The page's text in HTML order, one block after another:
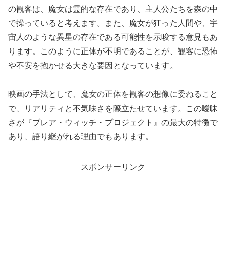
の観客は、魔女は霊的な存在であり、主人公たちを森の中
で操っていると考えます。また、魔女が狂った人間や、宇
宙人のような異星の存在である可能性を示唆する意見もあ
ります。このように正体が不明であることが、観客に恐怖
や不安を抱かせる大きな要因となっています。
映画の手法として、魔女の正体を観客の想像に委ねること
で、リアリティと不気味さを際立たせています。この曖昧
さが『ブレア・ウィッチ・プロジェクト』の最大の特徴で
あり、語り継がれる理由でもあります。
スポンサーリンク